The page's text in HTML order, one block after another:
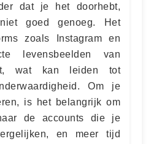
dat je het doorhebt,
goed genoeg. Het
zoals Instagram en
levensbeelden van
wat kan leiden tot
Om je
is het belangrijk om
de accounts die je
en meer tijd